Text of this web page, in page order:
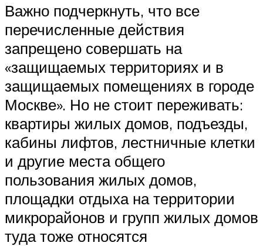
Важно подчеркнуть, что все
перечисленные действия
запрещено совершать на
«защищаемых территориях и в
защищаемых помещениях в городе
Москве». Но не стоит переживать:
квартиры жилых домов, подъезды,
кабины лифтов, лестничные клетки
и другие места общего
пользования жилых домов,
площадки отдыха на территории
микрорайонов и групп жилых домов
туда тоже относятся